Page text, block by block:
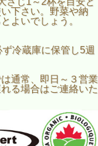
下さい。野菜や納
よいでしょう。
冷蔵庫に保管し5週
通常、即日～３営業
る場合はご連絡いた